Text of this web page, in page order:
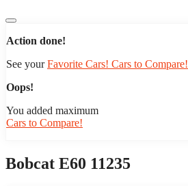
Action done!
See yourFavorite Cars! Cars to Compare!
Oops!
You added maximum
Cars to Compare!
Bobcat E60 11235